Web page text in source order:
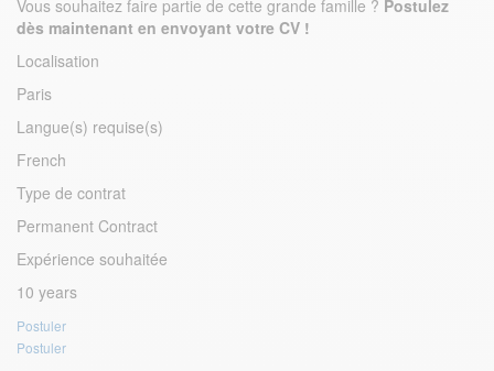
Vous souhaitez faire partie de cette grande famille ? Postulez
dès maintenant en envoyant votre CV !
Localisation
Paris
Langue(s) requise(s)
French
Type de contrat
Permanent Contract
Expérience souhaitée
10 years
Postuler
Postuler